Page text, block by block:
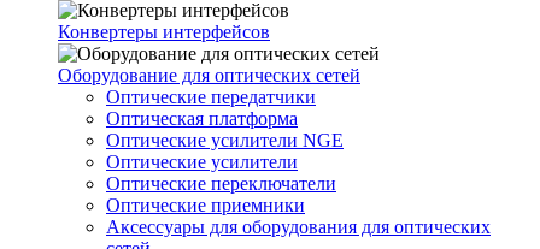
Конвертеры интерфейсов
Оборудование для оптических сетей
Оптические передатчики
Оптическая платформа
Оптические усилители NGE
Оптические усилители
Оптические переключатели
Оптические приемники
Аксессуары для оборудования для оптических